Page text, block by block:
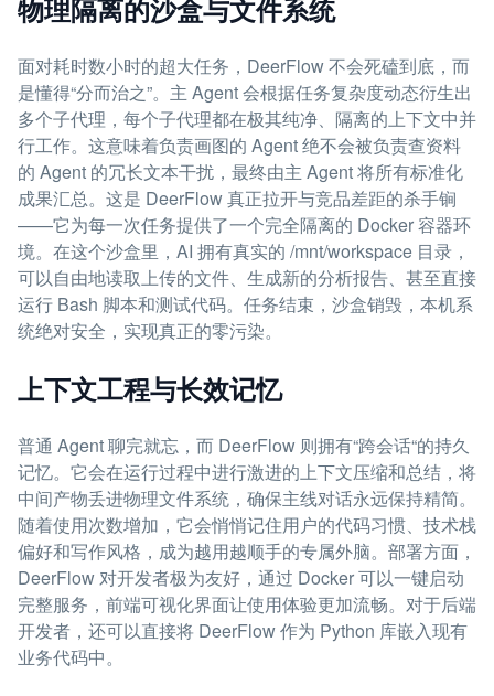
物理隔离的沙盒与文件系统
面对耗时数小时的超大任务，DeerFlow 不会死磕到底，而
是懂得“分而治之”。主 Agent 会根据任务复杂度动态衍生出
多个子代理，每个子代理都在极其纯净、隔离的上下文中并
行工作。这意味着负责画图的 Agent 绝不会被负责查资料
的 Agent 的冗长文本干扰，最终由主 Agent 将所有标准化
成果汇总。这是 DeerFlow 真正拉开与竞品差距的杀手锏
——它为每一次任务提供了一个完全隔离的 Docker 容器环
境。在这个沙盒里，AI 拥有真实的 /mnt/workspace 目录，
可以自由地读取上传的文件、生成新的分析报告、甚至直接
运行 Bash 脚本和测试代码。任务结束，沙盒销毁，本机系
统绝对安全，实现真正的零污染。
上下文工程与长效记忆
普通 Agent 聊完就忘，而 DeerFlow 则拥有“跨会话“的持久
记忆。它会在运行过程中进行激进的上下文压缩和总结，将
中间产物丢进物理文件系统，确保主线对话永远保持精简。
随着使用次数增加，它会悄悄记住用户的代码习惯、技术栈
偏好和写作风格，成为越用越顺手的专属外脑。部署方面，
DeerFlow 对开发者极为友好，通过 Docker 可以一键启动
完整服务，前端可视化界面让使用体验更加流畅。对于后端
开发者，还可以直接将 DeerFlow 作为 Python 库嵌入现有
业务代码中。